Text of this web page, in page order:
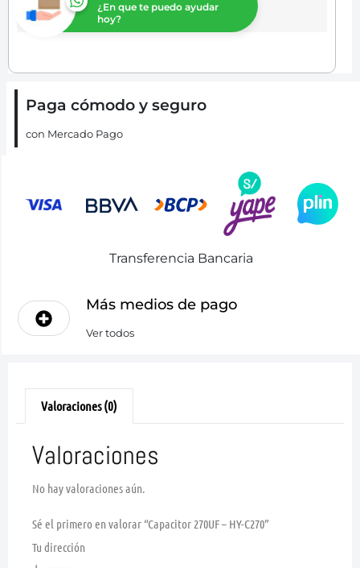
¿En que te puedo ayudar
hoy?
Paga cómodo y seguro
con Mercado Pago
Transferencia Bancaria
Más medios de pago
Ver todos
Valoraciones (0)
Valoraciones
No hay valoraciones aún.
Sé el primero en valorar “Capacitor 270UF – HY-C270”
Tu dirección